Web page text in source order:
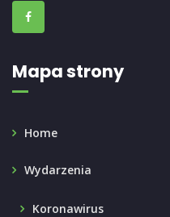
Mapa strony
Home
Wydarzenia
Koronawirus